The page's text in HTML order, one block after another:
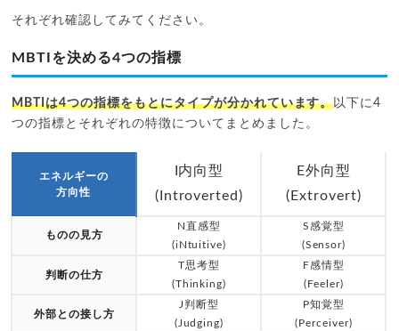
それぞれ確認してみてください。
MBTIを決める4つの指標
MBTIは4つの指標をもとにタイプが分かれています。以下に4
つの指標とそれぞれの特徴についてまとめました。
エネルギーの
方向性
I内向型
(Introverted)
E外向型
(Extrovert)
ものの見方
N直感型
(iNtuitive)
S感覚型
(Sensor)
判断の仕方
T思考型
(Thinking)
F感情型
(Feeler)
外部との接し方
J判断型
(Judging)
P知覚型
(Perceiver)